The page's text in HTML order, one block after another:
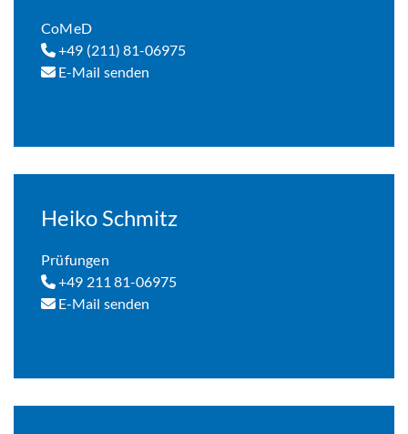
CoMeD
+49 (211) 81-06975
E-Mail senden
Heiko Schmitz
Prüfungen
+49 211 81-06975
E-Mail senden